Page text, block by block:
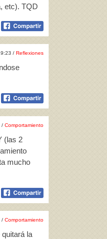
etc). TQD
/ Reflexiones
/ Comportamiento
(las 2
mucho
/ Comportamiento
la